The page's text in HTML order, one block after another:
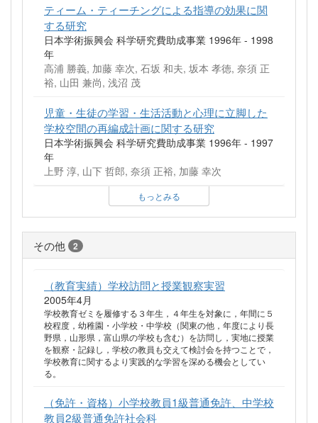
ティーム・ティーチングによる指導の効果に関
する研究
日本学術振興会 科学研究費助成事業 1996年 - 1998
年
高浦 勝義, 加藤 幸次, 石坂 和夫, 坂本 孝徳, 奈須 正
裕, 山田 兼尚, 浅沼 茂
児童・生徒の学習・生活活動と心理に立脚した
学校空間の再編成計画に関する研究
日本学術振興会 科学研究費助成事業 1996年 - 1997
年
上野 淳, 山下 哲郎, 奈須 正裕, 加藤 幸次
もっとみる
その他 2
（教育実績）学校訪問と授業観察実習
2005年4月
学校教育ゼミを履修する３年生，４年生を対象に，年間に５
校程度，幼稚園・小学校・中学校（関東の他，年度により長
野県，山形県，富山県の学校も含む）を訪問し，実地に授業
を観察・記録し，学校の教員も交えて検討会を持つことで，
学校教育に関するより実践的な学習を深める機会としてい
る。
（免許・資格）小学校教員1級普通免許、中学校
教員2級普通免許社会科